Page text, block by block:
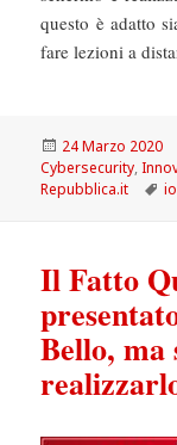
questo è adatto
fare lezioni a
Scritto
il
24 Marzo 2020
Cybersecurity,
Repubblica.it
Il Fatto
Bello, ma